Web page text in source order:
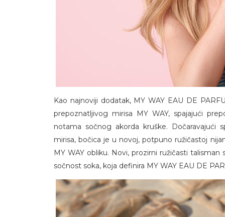
Kao najnoviji dodatak, MY WAY EAU DE
prepoznatljivog mirisa MY WAY, spajajući
notama sočnog akorda kruške. Dočaravajući
mirisa, bočica je u novoj, potpuno ružičastoj
MY WAY obliku. Novi, prozirni ružičasti
sočnost soka, koja definira MY WAY EAU DE